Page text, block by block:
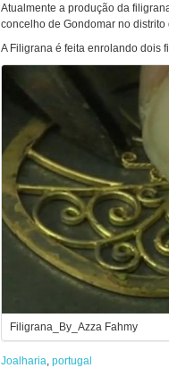
Atualmente a produção da
concelho de Gondomar no
A Filigrana é feita enrolando dois
Filigrana_By_Azza Fahmy
Joalharia, portugal